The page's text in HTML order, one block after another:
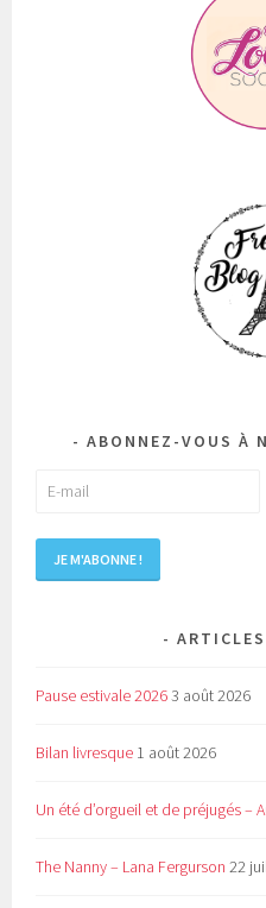
ABONNEZ-VOUS À
Pause estivale 20263 août 2026
Bilan livresque 1 août 2026
Un été d’orgueil et de préjugés –
The Nanny – Lana Fergurson 22